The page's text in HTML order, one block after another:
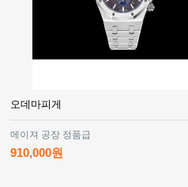
오데마피게
메이져 공장 정품급
910,000원